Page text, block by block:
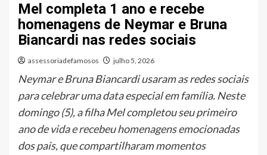
Mel completa 1 ano e recebe
homenagens de Neymar e Bruna
Biancardi nas redes sociais
assessoriadefamosos julho 5, 2026
Neymar e Bruna Biancardi usaram as redes sociais
para celebrar uma data especial em família. Neste
domingo (5), a filha Mel completou seu primeiro
ano de vida e recebeu homenagens emocionadas
dos pais, que compartilharam momentos